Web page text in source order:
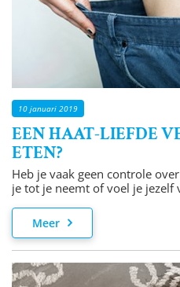
10 januari 2019
EEN HAAT-LIEFDE
ETEN?
Heb je vaak geen controle
je tot je neemt of voel je jezelf
Meer